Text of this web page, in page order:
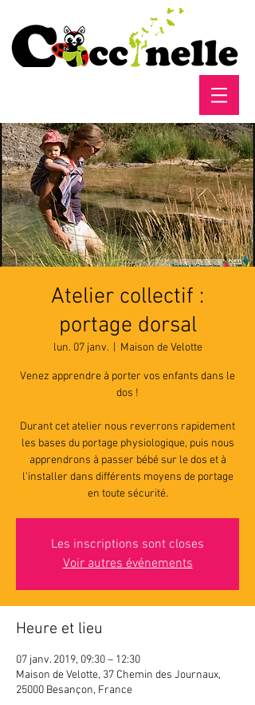
Atelier collectif :
portage dorsal
lun. 07 janv.
  |
Maison de Velotte
Venez apprendre à porter vos enfants dans le
dos !
Durant cet atelier nous reverrons rapidement
les bases du portage physiologique, puis nous
apprendrons à passer bébé sur le dos et à
l'installer dans différents moyens de portage
en toute sécurité.
Les inscriptions sont closes
Voir autres événements
Heure et lieu
07 janv. 2019, 09:30 – 12:30
Maison de Velotte, 37 Chemin des Journaux,
25000 Besançon, France